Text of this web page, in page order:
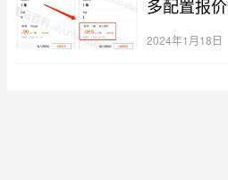
多配置报价
2024年1月18日